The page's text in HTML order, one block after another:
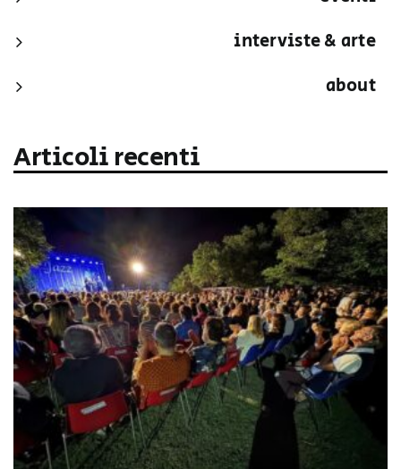
interviste & arte
about
Articoli recenti